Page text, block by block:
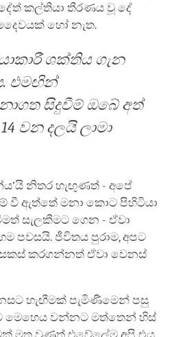
කල්තියා තීරණය වූ දේ
හෝ නැත.
ශක්තිය ගැන
එමඟින්
සිදුවීම් ඔබේ අත්
වන දලයි ලාමා
නිතර හැඟුණත් - අපේ
වී ඇත්තේ මනා කොට පිහිටියා
සැලකීමට ගෙන - ඒවා
පවසයි. ජීවිතය පුරාම, අපට
කරගන්නත් ඒවා වෙනස්
හැඟීමක් පැමිණීමෙන් පසු
මෙහෙය වන්නට මත්තෙන් හිස්